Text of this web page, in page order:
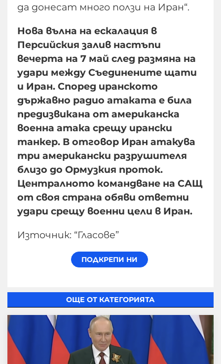
да донесат много ползи на Иран“.
Нова вълна на ескалация в
Персийския залив настъпи
вечерта на 7 май след размяна на
удари между Съединените щати
и Иран. Според иранското
държавно радио атаката е била
предизвикана от американска
военна атака срещу ирански
танкер. В отговор Иран атакува
три американски разрушителя
близо до Ормузкия проток.
Централното командване на САЩ
от своя страна обяви ответни
удари срещу военни цели в Иран.
Източник: “Гласове”
ОЩЕ ОТ КАТЕГОРИЯТА